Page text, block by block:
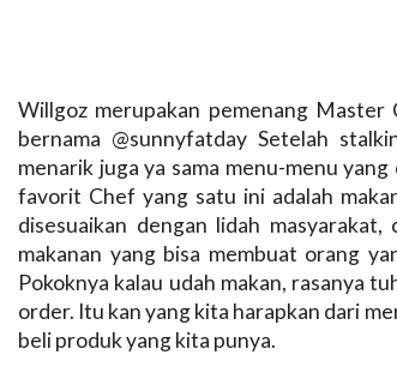
Willgoz merupakan pemenang Master
bernama @sunnyfatday Setelah
menarik juga ya sama menu-menu
favorit Chef yang satu ini adalah
disesuaikan dengan lidah
makanan yang bisa membuat orang
Pokoknya kalau udah makan, rasanya
order. Itu kan yang kita harapkan dari
beli produk yang kita punya.